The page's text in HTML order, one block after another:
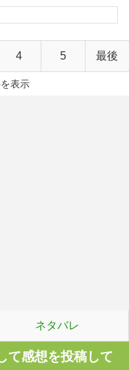
4 5 最後
表示
ネタバレ
て感想を投稿して